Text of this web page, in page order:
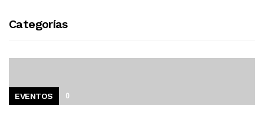
Categorías
EVENTOS 0